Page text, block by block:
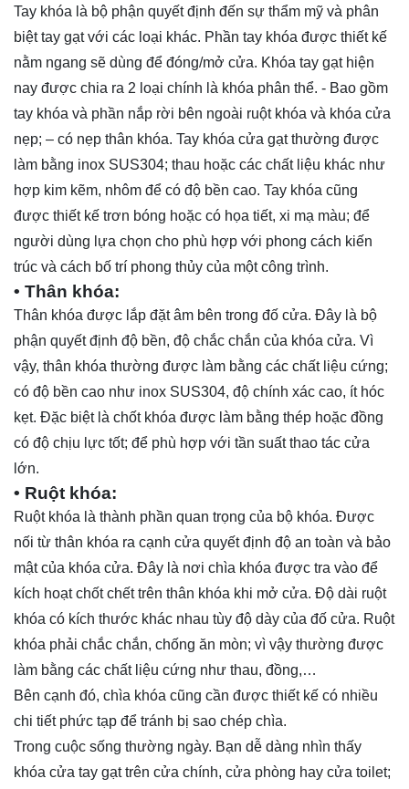
Tay khóa là bộ phận quyết định đến sự thẩm mỹ và phân
biệt tay gạt với các loại khác. Phần tay khóa được thiết kế
nằm ngang sẽ dùng để đóng/mở cửa. Khóa tay gạt hiện
nay được chia ra 2 loại chính là khóa phân thể. - Bao gồm
tay khóa và phần nắp rời bên ngoài ruột khóa và khóa cửa
nẹp; – có nẹp thân khóa. Tay khóa cửa gạt thường được
làm bằng inox SUS304; thau hoặc các chất liệu khác như
hợp kim kẽm, nhôm để có độ bền cao. Tay khóa cũng
được thiết kế trơn bóng hoặc có họa tiết, xi mạ màu; để
người dùng lựa chọn cho phù hợp với phong cách kiến
trúc và cách bố trí phong thủy của một công trình.
• Thân khóa:
Thân khóa được lắp đặt âm bên trong đố cửa. Đây là bộ
phận quyết định độ bền, độ chắc chắn của khóa cửa. Vì
vậy, thân khóa thường được làm bằng các chất liệu cứng;
có độ bền cao như inox SUS304, độ chính xác cao, ít hóc
kẹt. Đặc biệt là chốt khóa được làm bằng thép hoặc đồng
có độ chịu lực tốt; để phù hợp với tần suất thao tác cửa
lớn.
• Ruột khóa:
Ruột khóa là thành phần quan trọng của bộ khóa. Được
nối từ thân khóa ra cạnh cửa quyết định độ an toàn và bảo
mật của khóa cửa. Đây là nơi chìa khóa được tra vào để
kích hoạt chốt chết trên thân khóa khi mở cửa. Độ dài ruột
khóa có kích thước khác nhau tùy độ dày của đố cửa. Ruột
khóa phải chắc chắn, chống ăn mòn; vì vậy thường được
làm bằng các chất liệu cứng như thau, đồng,…
Bên cạnh đó, chìa khóa cũng cần được thiết kế có nhiều
chi tiết phức tạp để tránh bị sao chép chìa.
Trong cuộc sống thường ngày. Bạn dễ dàng nhìn thấy
khóa cửa tay gạt trên cửa chính, cửa phòng hay cửa toilet;